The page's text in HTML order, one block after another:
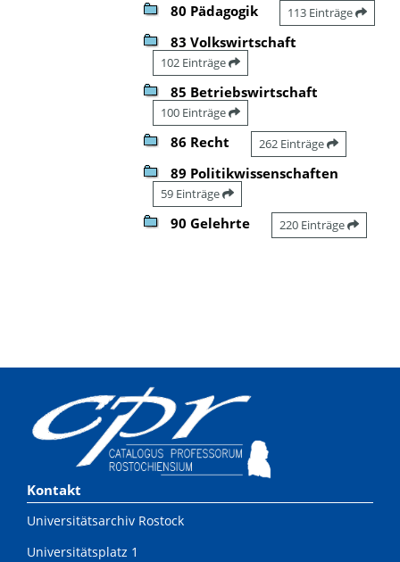
80 Pädagogik 113 Einträge
83 Volkswirtschaft
102 Einträge
85 Betriebswirtschaft
100 Einträge
86 Recht 262 Einträge
89 Politikwissenschaften
59 Einträge
90 Gelehrte 220 Einträge
Kontakt
Universitätsarchiv Rostock
Universitätsplatz 1